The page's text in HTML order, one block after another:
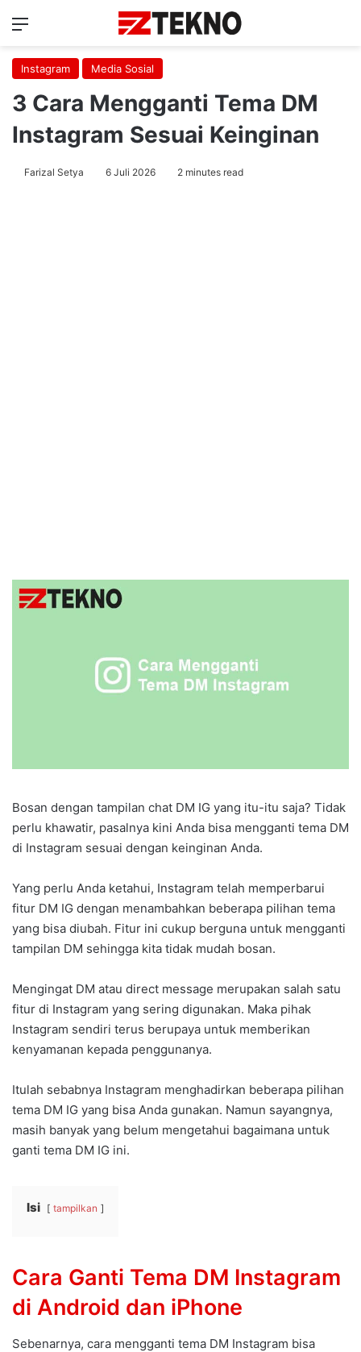
Menu
Instagram Media Sosial
3 Cara Mengganti Tema DM
Instagram Sesuai Keinginan
Farizal Setya 6 Juli 2026 2 minutes read
Bosan dengan tampilan chat DM IG yang itu-itu saja? Tidak
perlu khawatir, pasalnya kini Anda bisa mengganti tema DM
di Instagram sesuai dengan keinginan Anda.
Yang perlu Anda ketahui, Instagram telah memperbarui
fitur DM IG dengan menambahkan beberapa pilihan tema
yang bisa diubah. Fitur ini cukup berguna untuk mengganti
tampilan DM sehingga kita tidak mudah bosan.
Mengingat DM atau direct message merupakan salah satu
fitur di Instagram yang sering digunakan. Maka pihak
Instagram sendiri terus berupaya untuk memberikan
kenyamanan kepada penggunanya.
Itulah sebabnya Instagram menghadirkan beberapa pilihan
tema DM IG yang bisa Anda gunakan. Namun sayangnya,
masih banyak yang belum mengetahui bagaimana untuk
ganti tema DM IG ini.
Isi tampilkan
Cara Ganti Tema DM Instagram
di Android dan iPhone
Sebenarnya, cara mengganti tema DM Instagram bisa